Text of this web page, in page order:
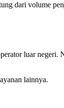
dari volume
luar negeri.
lainnya.